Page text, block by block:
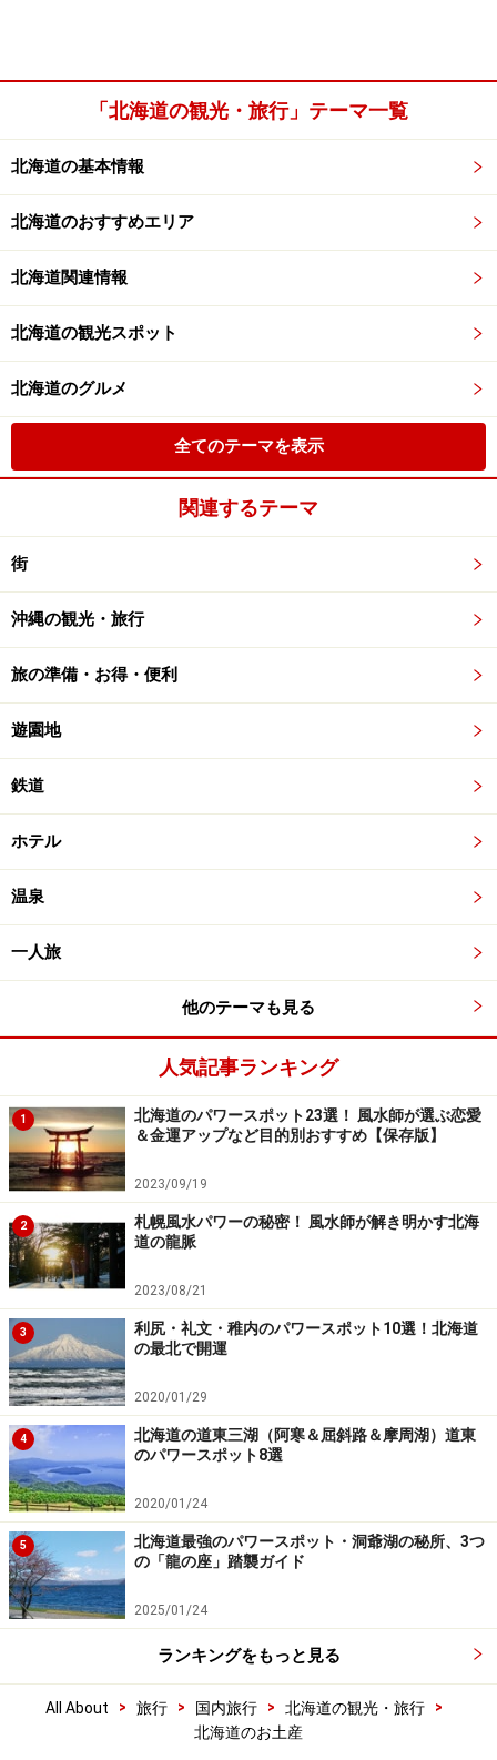
「北海道の観光・旅行」テーマ一覧
北海道の基本情報
北海道のおすすめエリア
北海道関連情報
北海道の観光スポット
北海道のグルメ
全てのテーマを表示
関連するテーマ
街
沖縄の観光・旅行
旅の準備・お得・便利
遊園地
鉄道
ホテル
温泉
一人旅
他のテーマも見る
人気記事ランキング
1
北海道のパワースポット23選！ 風水師が選ぶ恋愛
＆金運アップなど目的別おすすめ【保存版】
2023/09/19
2
札幌風水パワーの秘密！ 風水師が解き明かす北海
道の龍脈
2023/08/21
3
利尻・礼文・稚内のパワースポット10選！北海道
の最北で開運
2020/01/29
4
北海道の道東三湖（阿寒＆屈斜路＆摩周湖）道東
のパワースポット8選
2020/01/24
5
北海道最強のパワースポット・洞爺湖の秘所、3つ
の「龍の座」踏襲ガイド
2025/01/24
ランキングをもっと見る
All About > 旅行 > 国内旅行 > 北海道の観光・旅行
>
北海道のお土産